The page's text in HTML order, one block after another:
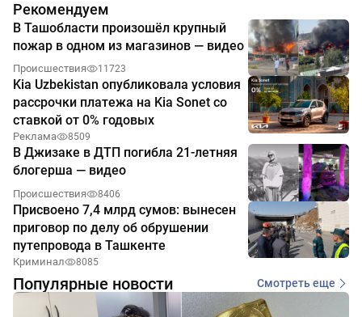
Рекомендуем
В Ташобласти произошёл крупный
пожар в одном из магазинов — видео
Происшествия 11723
Kia Uzbekistan опубликовала условия
рассрочки платежа на Kia Sonet со
ставкой от 0% годовых
Реклама 8509
В Джизаке в ДТП погибла 21-летняя
блогерша — видео
Происшествия 8406
Присвоено 7,4 млрд сумов: вынесен
приговор по делу об обрушении
путепровода в Ташкенте
Криминал 8085
Популярные новости Смотреть еще